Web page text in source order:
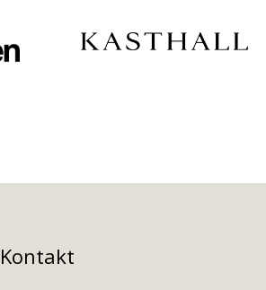
Kontakt